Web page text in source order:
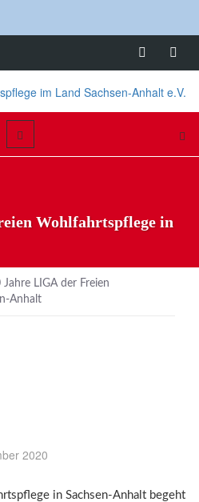
Wohlfahrtspflege in
Jahre LIGA der Freien
Anhalt
2020
in Sachsen-Anhalt begeht